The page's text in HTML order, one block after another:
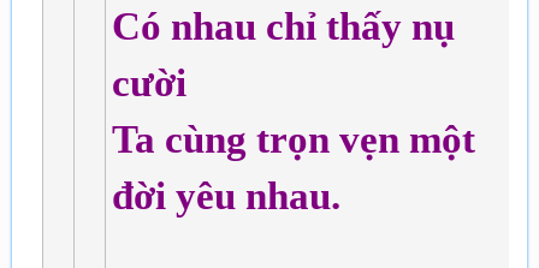
Có nhau chỉ thấy nụ
cười
Ta cùng trọn vẹn một
đời yêu nhau.